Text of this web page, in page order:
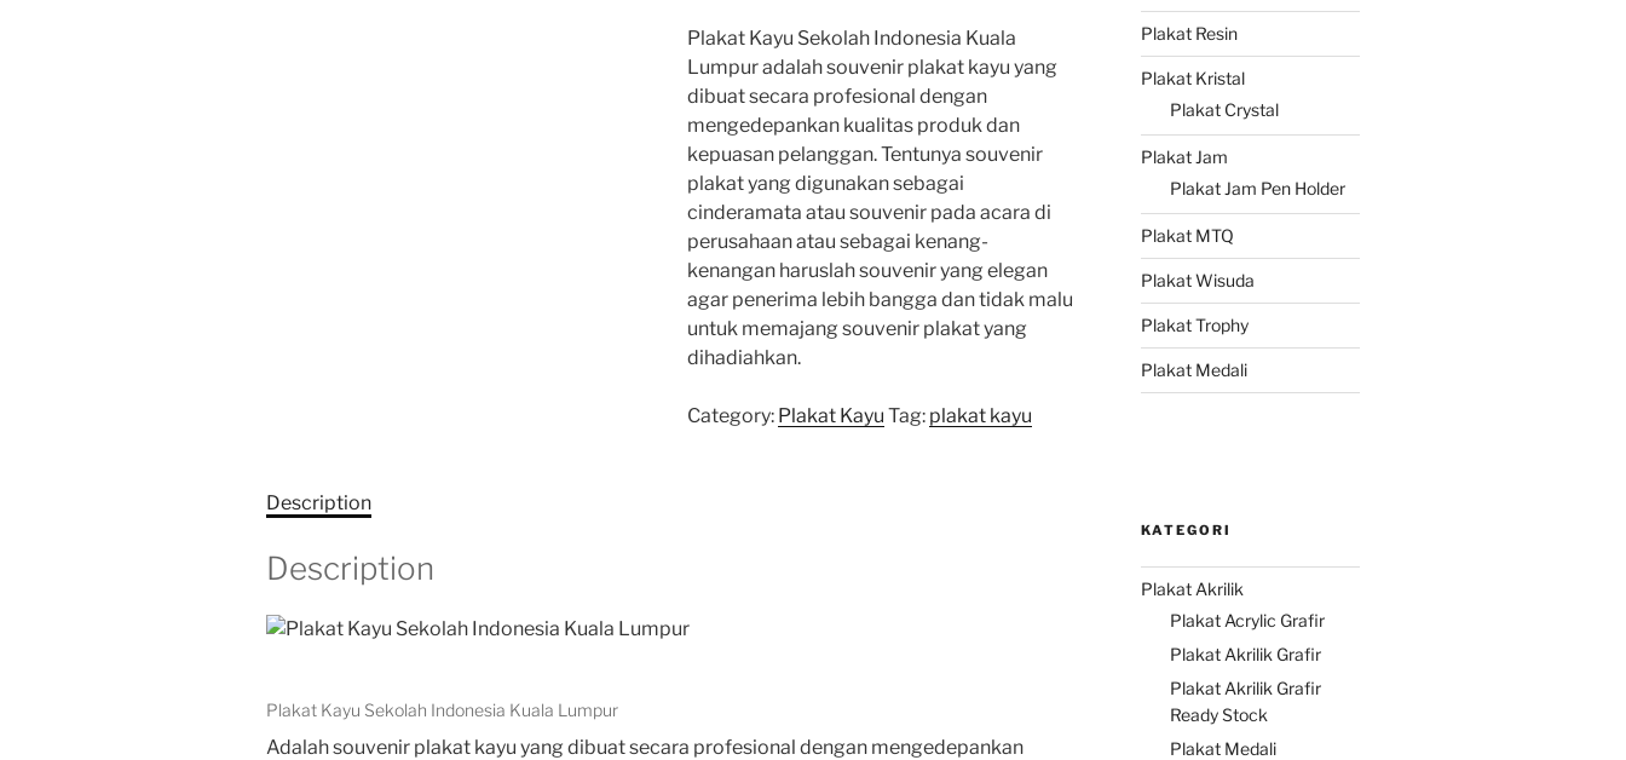
Plakat Kayu Sekolah Indonesia Kuala
Lumpur adalah souvenir plakat kayu yang
dibuat secara profesional dengan
mengedepankan kualitas produk dan
kepuasan pelanggan. Tentunya souvenir
plakat yang digunakan sebagai
cinderamata atau souvenir pada acara di
perusahaan atau sebagai kenang-
kenangan haruslah souvenir yang elegan
agar penerima lebih bangga dan tidak malu
untuk memajang souvenir plakat yang
dihadiahkan.
Category: Plakat Kayu Tag: plakat kayu
Description
Description
Plakat Kayu Sekolah Indonesia Kuala Lumpur
Adalah souvenir plakat kayu yang dibuat secara profesional dengan mengedepankan
Plakat Resin
Plakat Kristal
Plakat Crystal
Plakat Jam
Plakat Jam Pen Holder
Plakat MTQ
Plakat Wisuda
Plakat Trophy
Plakat Medali
KATEGORI
Plakat Akrilik
Plakat Acrylic Grafir
Plakat Akrilik Grafir
Plakat Akrilik Grafir
Ready Stock
Plakat Medali